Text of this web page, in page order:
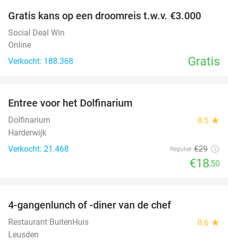
Gratis kans op een droomreis t.w.v. €3.000
Social Deal Win
Online
Verkocht: 188.368
Gratis
Entree voor het Dolfinarium
Dolfinarium 8.5 star
Harderwijk
Verkocht: 21.468
Regulier €29
€18,50
4-gangenlunch of -diner van de chef
Restaurant BuitenHuis 8.6 star
Leusden